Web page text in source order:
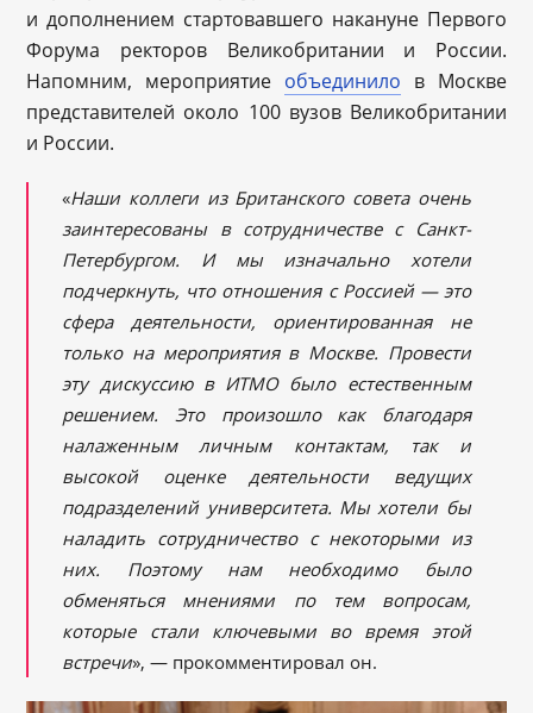
и дополнением стартовавшего накануне Первого
Форума ректоров Великобритании и России.
Напомним, мероприятие объединило в Москве
представителей около 100 вузов Великобритании
и России.
«Наши коллеги из Британского совета очень
заинтересованы в сотрудничестве с Санкт-
Петербургом. И мы изначально хотели
подчеркнуть, чтоотношения с Россией — это
сфера деятельности, ориентированная не
только на мероприятия в Москве. Провести
эту дискуссию в ИТМО было естественным
решением. Это произошло как благодаря
налаженным личным контактам, так и
высокой оценке деятельности ведущих
подразделений университета. Мы хотели бы
наладить сотрудничество с некоторыми из
них. Поэтому нам необходимо было
обменяться мнениями по тем вопросам,
которые стали ключевыми во время этой
встречи», — прокомментировал он.